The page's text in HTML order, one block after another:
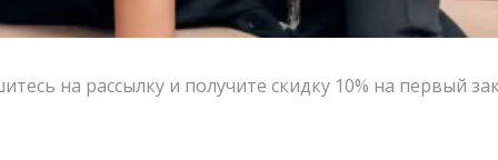
на рассылку и получите скидку 10% на первый